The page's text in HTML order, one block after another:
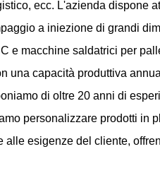
ecc. L'azienda dispone
a iniezione di grandi
e macchine saldatrici per
una capacità produttiva
di oltre 20 anni di
personalizzare prodotti in
alle esigenze del cliente,